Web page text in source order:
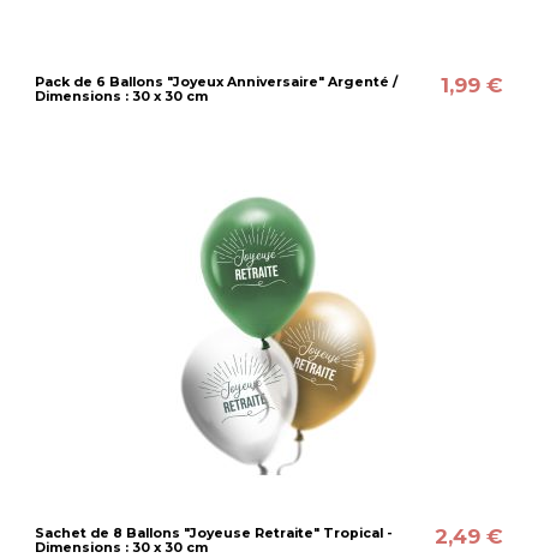
Pack de 6 Ballons "Joyeux Anniversaire" Argenté /
Dimensions : 30 x 30 cm
1,99 €
Sachet de 8 Ballons "Joyeuse Retraite" Tropical -
Dimensions : 30 x 30 cm
2,49 €